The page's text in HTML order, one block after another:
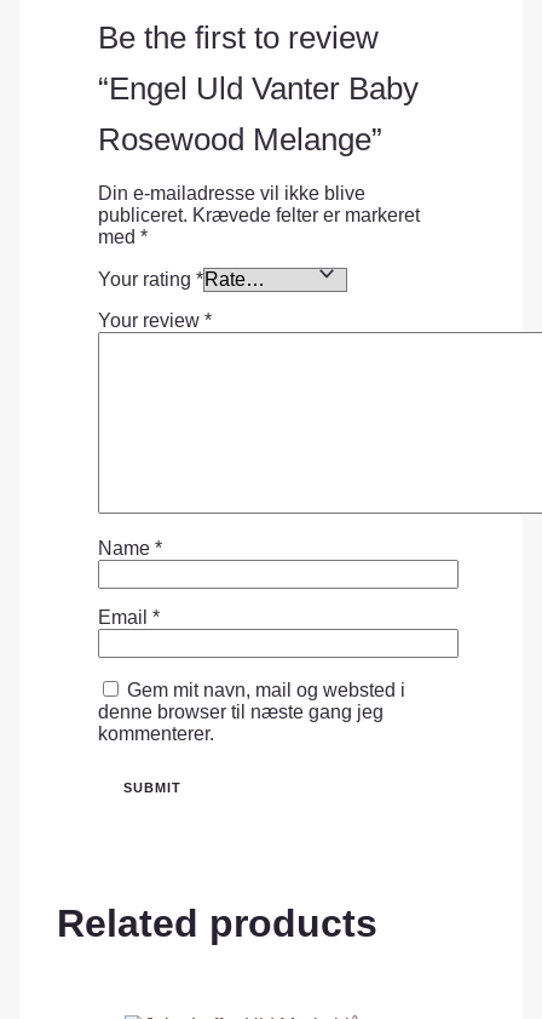
Be the first to review
“Engel Uld Vanter Baby
Rosewood Melange”
Din e-mailadresse vil ikke blive
publiceret. Krævede felter er markeret
med *
Your rating *
Your review *
Name *
Email *
Gem mit navn, mail og websted i
denne browser til næste gang jeg
kommenterer.
Related products